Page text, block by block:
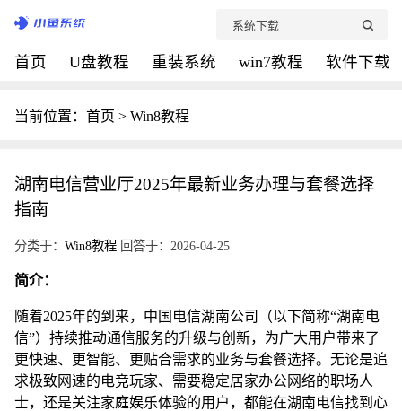
首页 U盘教程 重装系统 win7教程 软件下载
当前位置： 首页 > Win8教程
湖南电信营业厅2025年最新业务办理与套餐选择
指南
分类于： Win8教程 回答于：2026-04-25
简介：
随着2025年的到来，中国电信湖南公司（以下简称“湖南电
信”）持续推动通信服务的升级与创新，为广大用户带来了
更快速、更智能、更贴合需求的业务与套餐选择。无论是追
求极致网速的电竞玩家、需要稳定居家办公网络的职场人
士，还是关注家庭娱乐体验的用户，都能在湖南电信找到心